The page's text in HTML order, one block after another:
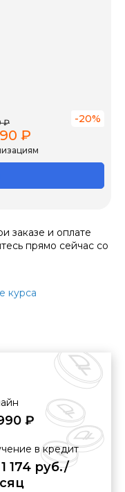
₽ -20%
₽
заказе и оплате
прямо сейчас со
курса
₽
в кредит
174 руб./